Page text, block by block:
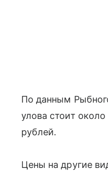
По данным
улова стоит
рублей.
Цены на другие